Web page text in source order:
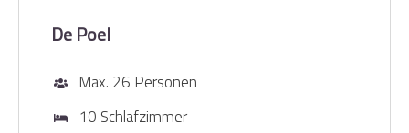
De Poel
Max. 26 Personen
10 Schlafzimmer